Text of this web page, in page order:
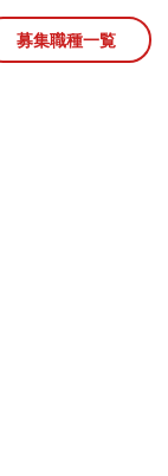
募集職種一覧